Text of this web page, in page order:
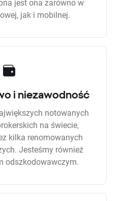
jest ona zarówno w
jak i mobilnej.
i niezawodność
notowanych
na świecie,
kilka renomowanych
Jesteśmy również
odszkodowawczym.